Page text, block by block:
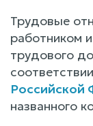
Трудовые
работником
трудового
Российской
названного